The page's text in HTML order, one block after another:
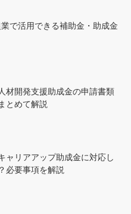
業で活用できる補助金・助成金
材開発支援助成金の申請書類
とめて解説
ャリアアップ助成金に対応し
必要事項を解説